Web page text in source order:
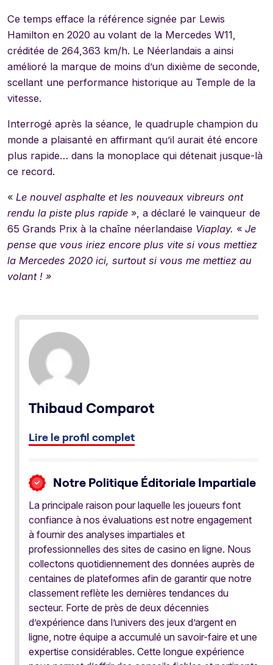
Ce temps efface la référence signée par Lewis
Hamilton en 2020 au volant de la Mercedes W11,
créditée de 264,363 km/h. Le Néerlandais a ainsi
amélioré la marque de moins d’un dixième de seconde,
scellant une performance historique au Temple de la
vitesse.
Interrogé après la séance, le quadruple champion du
monde a plaisanté en affirmant qu’il aurait été encore
plus rapide… dans la monoplace qui détenait jusque-là
ce record.
« Le nouvel asphalte et les nouveaux vibreurs ont
rendu la piste plus rapide », a déclaré le vainqueur de
65 Grands Prix à la chaîne néerlandaise Viaplay. « Je
pense que vous iriez encore plus vite si vous mettiez
la Mercedes 2020 ici, surtout si vous me mettiez au
volant ! »
Thibaud Comparot
Lire le profil complet
Notre Politique Éditoriale Impartiale
La principale raison pour laquelle les joueurs font
confiance à nos évaluations est notre engagement
à fournir des analyses impartiales et
professionnelles des sites de casino en ligne. Nous
collectons quotidiennement des données auprès de
centaines de plateformes afin de garantir que notre
classement reflète les dernières tendances du
secteur. Forte de près de deux décennies
d’expérience dans l’univers des jeux d’argent en
ligne, notre équipe a accumulé un savoir-faire et une
expertise considérables. Cette longue expérience